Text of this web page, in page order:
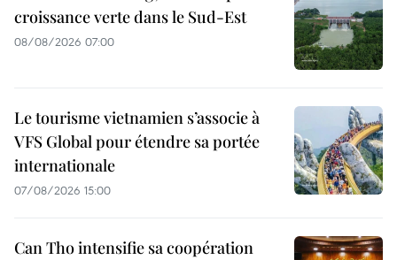
croissance verte dans le Sud-Est
08/08/2026 07:00
Le tourisme vietnamien s’associe à
VFS Global pour étendre sa portée
internationale
07/08/2026 15:00
Can Tho intensifie sa coopération